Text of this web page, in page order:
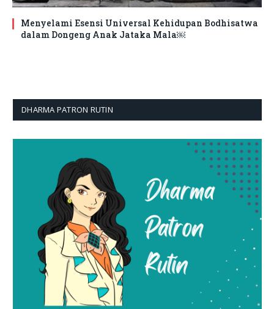
Menyelami Esensi Universal Kehidupan Bodhisatwa
dalam Dongeng Anak Jataka Mala￼
DHARMA PATRON RUTIN